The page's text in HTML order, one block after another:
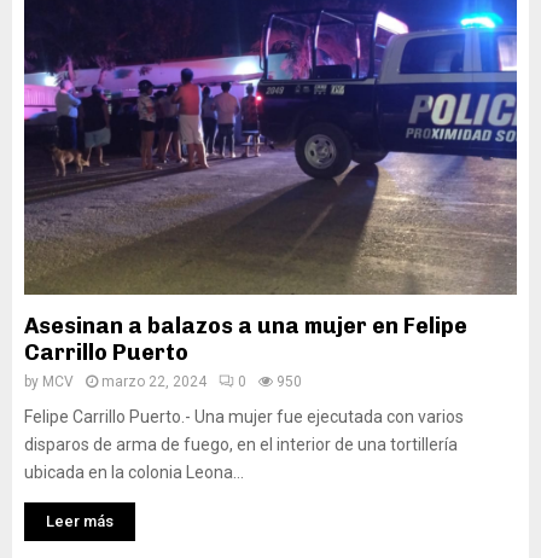
Asesinan a balazos a una mujer en Felipe
Carrillo Puerto
by MCV marzo 22, 2024 0 950
Felipe Carrillo Puerto.- Una mujer fue ejecutada con varios
disparos de arma de fuego, en el interior de una tortillería
ubicada en la colonia Leona...
Leer más